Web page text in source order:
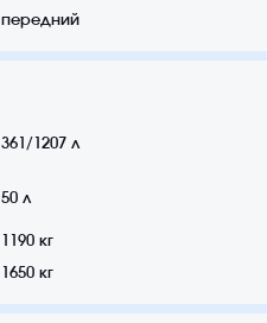
передний
361/1207 л
50 л
1190 кг
1650 кг